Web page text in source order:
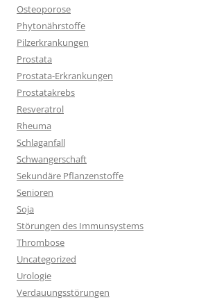
Osteoporose
Phytonährstoffe
Pilzerkrankungen
Prostata
Prostata-Erkrankungen
Prostatakrebs
Resveratrol
Rheuma
Schlaganfall
Schwangerschaft
Sekundäre Pflanzenstoffe
Senioren
Soja
Störungen des Immunsystems
Thrombose
Uncategorized
Urologie
Verdauungsstörungen